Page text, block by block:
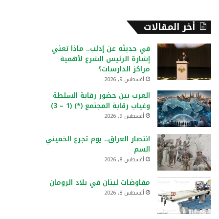
أخر المقالات
في حديثه عن إدلب.. ماذا تعني
إشارة الرئيس الشرع لأهمية
مراكز الدارسات؟
أغسطس 9, 2026
العرب بين حضور رقابة السلطة
وغياب رقابة المجتمع (*) (1 – 3)
أغسطس 9, 2026
انتصار العراق.. يوم تجرع الخميني
السم
أغسطس 8, 2026
مفاوضات لبنان في بلاد الرومان
أغسطس 8, 2026